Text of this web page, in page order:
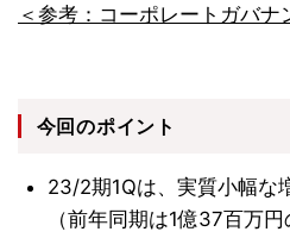
＜参考：コーポレートガバナ
今回のポイント
23/2期1Qは、実質小幅な
（前年同期は1億37百万